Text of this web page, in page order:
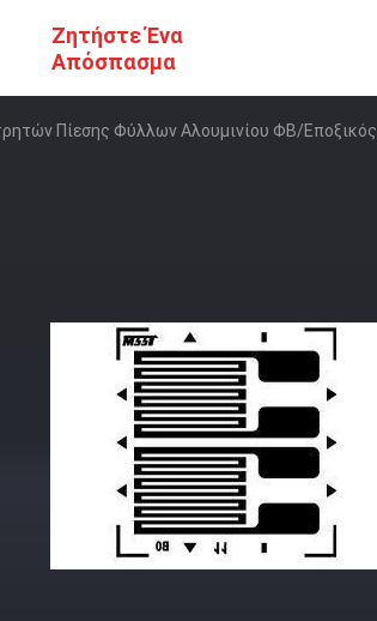
Ζητήστε Ένα
Απόσπασμα
Πίεσης Φύλλων Αλουμινίου ΦΒ/εποξικός